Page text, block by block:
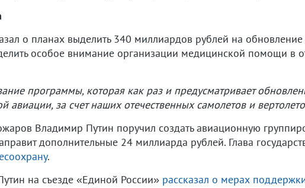
о планах выделить 340 миллиардов рублей на
особое внимание организации медицинской помощи в
программы, которая как раз и предусматривает
авиации, за счет наших отечественных самолетов и
Владимир Путин поручил создать авиационную
дополнительные 24 миллиарда рублей. Глава
.
на съезде «Единой России» рассказал о мерах